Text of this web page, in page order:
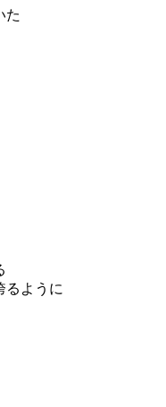
た
ように